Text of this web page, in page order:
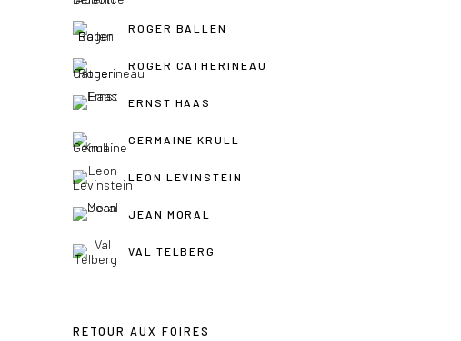
ROGER BALLEN
ROGER CATHERINEAU
ERNST HAAS
GERMAINE KRULL
LEON LEVINSTEIN
JEAN MORAL
VAL TELBERG
RETOUR AUX FOIRES